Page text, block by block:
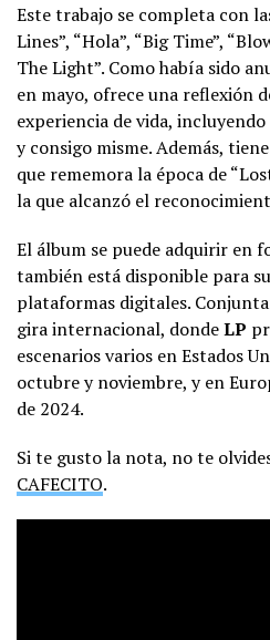
Este trabajo se completa con
Lines”, “Hola”, “Big Time”,
The Light”. Como había sido
en mayo, ofrece una reflexión
experiencia de vida,
y consigo misme. Además,
que rememora la época de
la que alcanzó el
El álbum se puede adquirir en
también está disponible para
plataformas digitales.
gira internacional, dondeLP
escenarios varios en Estados
octubre y noviembre, y en
de 2024.
Si te gusto la nota, no te
CAFECITO.